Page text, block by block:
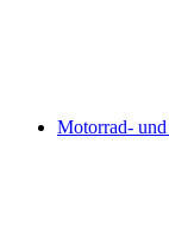
Motorrad-